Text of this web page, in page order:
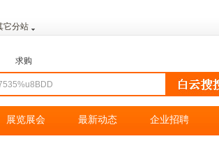
它分站
求购
展览展会 最新动态 企业招聘